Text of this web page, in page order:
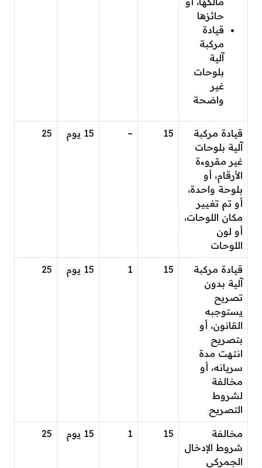
حائزها
قيادة
مركبة
آلية
بلوحات
غير
واضحة
قيادة مركبة
آلية بلوحات
غير مقروءة
الأرقام، أو
بلوحة واحدة،
أو تم تغيير
مكان اللوحات،
أو لون
اللوحات
15
– 15 يوم 25
قيادة مركبة
آلية بدون
تصريح
يستوجبه
القانون، أو
بتصريح
انتهت مدة
سريانه، أو
مخالفة
لشروط
التصريح
15
1 15 يوم 25
مخالفة
شروط الإدخال
الجمركي
15
1 15 يوم 25